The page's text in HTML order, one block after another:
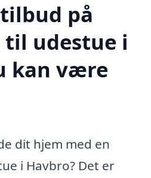
på
udestue i
kan være
dit hjem med en
i Havbro? Det er